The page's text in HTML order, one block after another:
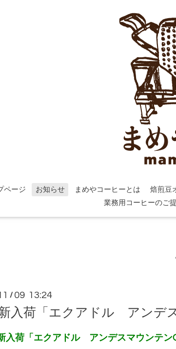
ページ お知らせ まめやコーヒーとは 焙煎豆
業務用コーヒーのご
/ 09 13:24
入荷「エクアドル アンデ
入荷「エクアドル アンデスマウンテン